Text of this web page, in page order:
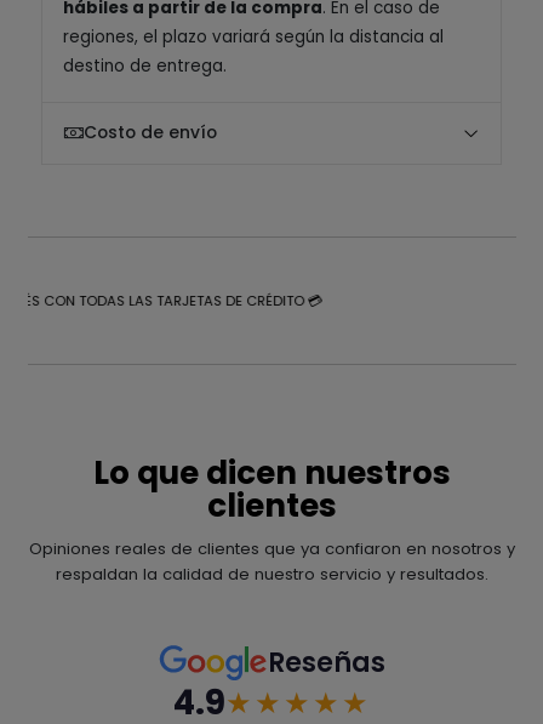
hábiles a partir de la compra. En el caso de
regiones, el plazo variará según la distancia al
destino de entrega.
Costo de envío
CON TODAS LAS TARJETAS DE CRÉDITO 💳
Lo que dicen nuestros
clientes
Opiniones reales de clientes que ya confiaron en nosotros y
respaldan la calidad de nuestro servicio y resultados.
Reseñas
4.9★★★★★